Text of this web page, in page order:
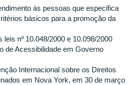
às pessoas que especifica
básicos para a promoção da
leis nº 10.048/2000 e 10.098/2000
de Acessibilidade em Governo
Internacional sobre os Direitos
em Nova York, em 30 de março